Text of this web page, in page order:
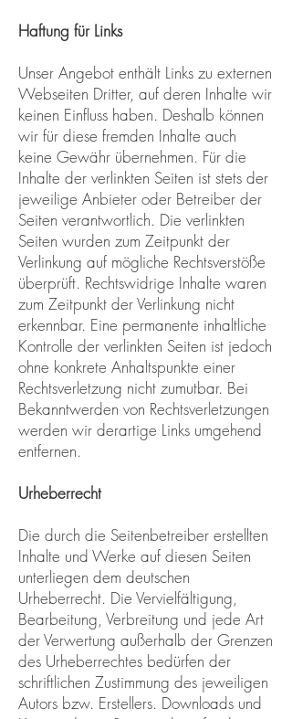
Haftung für Links
Unser Angebot enthält Links zu externen
Webseiten Dritter, auf deren Inhalte wir
keinen Einfluss haben. Deshalb können
wir für diese fremden Inhalte auch
keine Gewähr übernehmen. Für die
Inhalte der verlinkten Seiten ist stets der
jeweilige Anbieter oder Betreiber der
Seiten verantwortlich. Die verlinkten
Seiten wurden zum Zeitpunkt der
Verlinkung auf mögliche Rechtsverstöße
überprüft. Rechtswidrige Inhalte waren
zum Zeitpunkt der Verlinkung nicht
erkennbar. Eine permanente inhaltliche
Kontrolle der verlinkten Seiten ist jedoch
ohne konkrete Anhaltspunkte einer
Rechtsverletzung nicht zumutbar. Bei
Bekanntwerden von Rechtsverletzungen
werden wir derartige Links umgehend
entfernen.
Urheberrecht
Die durch die Seitenbetreiber erstellten
Inhalte und Werke auf diesen Seiten
unterliegen dem deutschen
Urheberrecht. Die Vervielfältigung,
Bearbeitung, Verbreitung und jede Art
der Verwertung außerhalb der Grenzen
des Urheberrechtes bedürfen der
schriftlichen Zustimmung des jeweiligen
Autors bzw. Erstellers. Downloads und